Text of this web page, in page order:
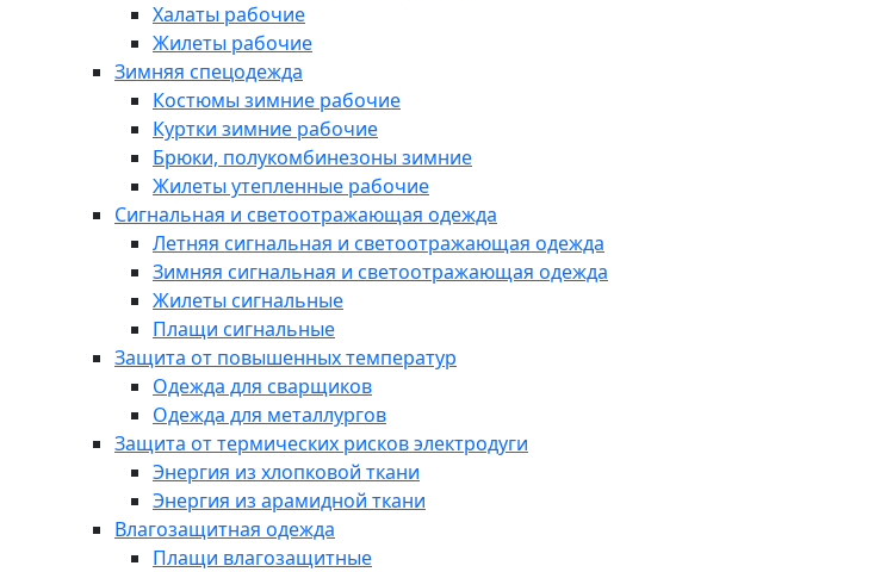
Халаты рабочие
Жилеты рабочие
Зимняя спецодежда
Костюмы зимние рабочие
Куртки зимние рабочие
Брюки, полукомбинезоны зимние
Жилеты утепленные рабочие
Сигнальная и светоотражающая одежда
Летняя сигнальная и светоотражающая одежда
Зимняя сигнальная и светоотражающая одежда
Жилеты сигнальные
Плащи сигнальные
Защита от повышенных температур
Одежда для сварщиков
Одежда для металлургов
Защита от термических рисков электродуги
Энергия из хлопковой ткани
Энергия из арамидной ткани
Влагозащитная одежда
Плащи влагозащитные